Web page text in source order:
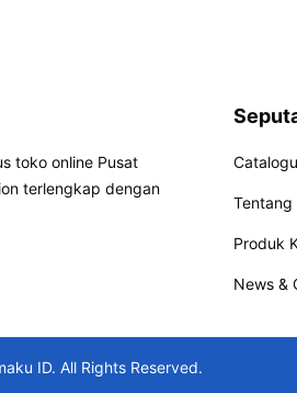
toko online Pusat
terlengkap dengan
Tentang
Produk
News &
ID. All Rights Reserved.